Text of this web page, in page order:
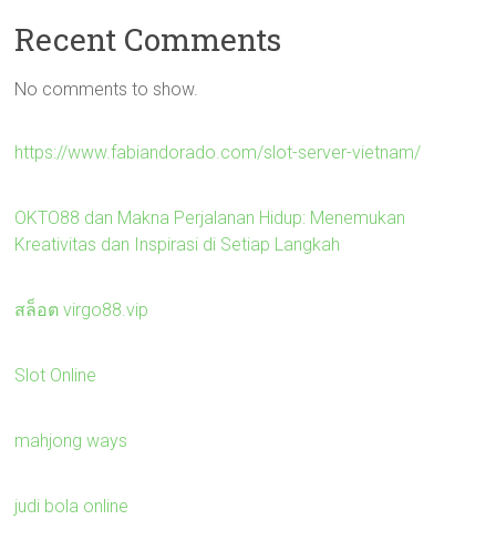
Recent Comments
No comments to show.
https://www.fabiandorado.com/slot-server-vietnam/
OKTO88 dan Makna Perjalanan Hidup: Menemukan
Kreativitas dan Inspirasi di Setiap Langkah
สล็อต virgo88.vip
Slot Online
mahjong ways
judi bola online